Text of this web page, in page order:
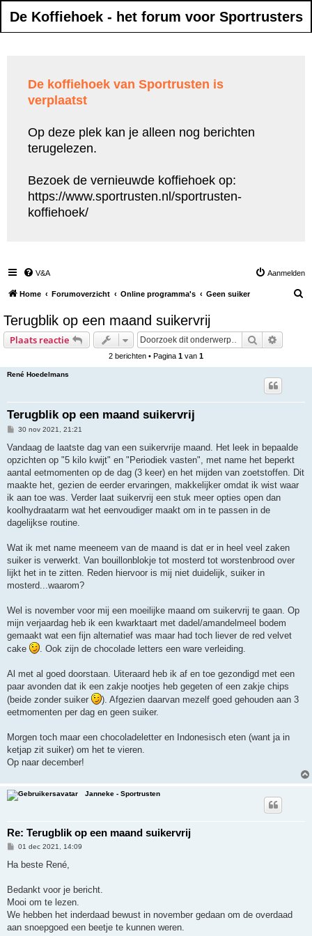
De Koffiehoek - het forum voor Sportrusters
De koffiehoek van Sportrusten is
verplaatst
Op deze plek kan je alleen nog berichten
terugelezen.
Bezoek de vernieuwde koffiehoek op:
https://www.sportrusten.nl/sportrusten-
koffiehoek/
V&A Aanmelden
Home Forumoverzicht Online programma's Geen suiker
Terugblik op een maand suikervrij
Plaats reactie Zoek
2 berichten • Pagina 1 van 1
René Hoedelmans
Terugblik op een maand suikervrij
B
r
c
h
30 nov 2021, 21:21
Vandaag de laatste dag van een suikervrije maand. Het leek in bepaalde
opzichten op "5 kilo kwijt" en "Periodiek vasten", met name het beperkt
aantal eetmomenten op de dag (3 keer) en het mijden van zoetstoffen. Dit
maakte het, gezien de eerder ervaringen, makkelijker omdat ik wist waar
ik aan toe was. Verder laat suikervrij een stuk meer opties open dan
koolhydraatarm wat het eenvoudiger maakt om in te passen in de
dagelijkse routine.
Wat ik met name meeneem van de maand is dat er in heel veel zaken
suiker is verwerkt. Van bouillonblokje tot mosterd tot worstenbrood over
lijkt het in te zitten. Reden hiervoor is mij niet duidelijk, suiker in
mosterd...waarom?
Wel is november voor mij een moeilijke maand om suikervrij te gaan. Op
mijn verjaardag heb ik een kwarktaart met dadel/amandelmeel bodem
gemaakt wat een fijn alternatief was maar had toch liever de red velvet
cake
. Ook zijn de chocolade letters een ware verleiding.
Al met al goed doorstaan. Uiteraard heb ik af en toe gezondigd met een
paar avonden dat ik een zakje nootjes heb gegeten of een zakje chips
(beide zonder suiker
). Afgezien daarvan mezelf goed gehouden aan 3
eetmomenten per dag en geen suiker.
Morgen toch maar een chocoladeletter en Indonesisch eten (want ja in
ketjap zit suiker) om het te vieren.
Op naar december!
Janneke - Sportrusten
Re: Terugblik op een maand suikervrij
B
r
h
01 dec 2021, 14:09
Ha beste René,
Bedankt voor je bericht.
Mooi om te lezen.
We hebben het inderdaad bewust in november gedaan om de overdaad
aan snoepgoed een beetje te kunnen weren.